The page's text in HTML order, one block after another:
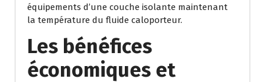
équipements d’une couche isolante maintenant
la température du fluide caloporteur.
Les bénéfices
économiques et